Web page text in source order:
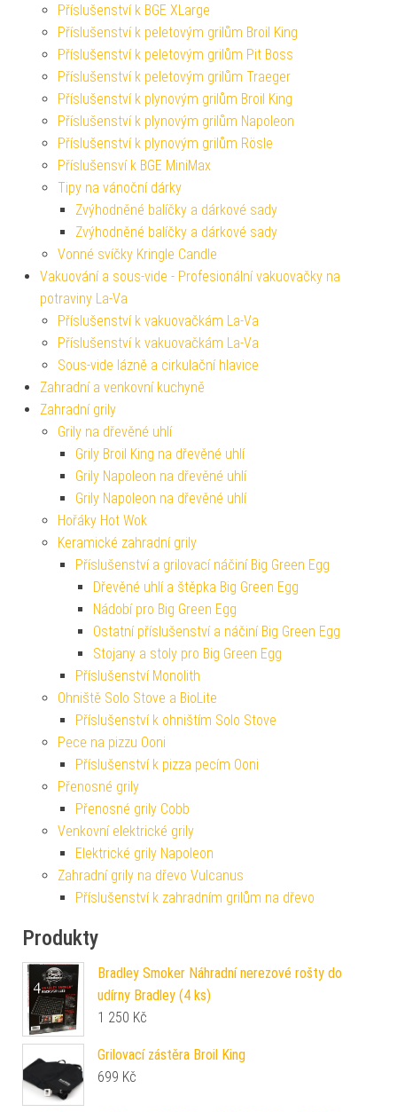
Příslušenství k BGE XLarge
Příslušenství k peletovým grilům Broil King
Příslušenství k peletovým grilům Pit Boss
Příslušenství k peletovým grilům Traeger
Příslušenství k plynovým grilům Broil King
Příslušenství k plynovým grilům Napoleon
Příslušenství k plynovým grilům Rösle
Příslušensví k BGE MiniMax
Tipy na vánoční dárky
Zvýhodněné balíčky a dárkové sady
Zvýhodněné balíčky a dárkové sady
Vonné svíčky Kringle Candle
Vakuování a sous-vide - Profesionální vakuovačky na
potraviny La-Va
Příslušenství k vakuovačkám La-Va
Příslušenství k vakuovačkám La-Va
Sous-vide lázně a cirkulační hlavice
Zahradní a venkovní kuchyně
Zahradní grily
Grily na dřevěné uhlí
Grily Broil King na dřevěné uhlí
Grily Napoleon na dřevěné uhlí
Grily Napoleon na dřevěné uhlí
Hořáky Hot Wok
Keramické zahradní grily
Příslušenství a grilovací náčiní Big Green Egg
Dřevěné uhlí a štěpka Big Green Egg
Nádobí pro Big Green Egg
Ostatní příslušenství a náčiní Big Green Egg
Stojany a stoly pro Big Green Egg
Příslušenství Monolith
Ohniště Solo Stove a BioLite
Příslušenství k ohništím Solo Stove
Pece na pizzu Ooni
Příslušenství k pizza pecím Ooni
Přenosné grily
Přenosné grily Cobb
Venkovní elektrické grily
Elektrické grily Napoleon
Zahradní grily na dřevo Vulcanus
Příslušenství k zahradním grilům na dřevo
Produkty
Bradley Smoker Náhradní nerezové rošty do
udírny Bradley (4 ks)
1 250 Kč
Grilovací zástěra Broil King
699 Kč